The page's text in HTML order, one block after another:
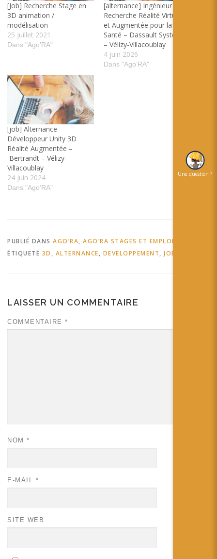
[Job] Recherche Stage en
3D animation /
modélisation
25 juillet 2021
Dans "Ago’RA"
[alternance] Ingénieur
Recherche Réalité Virtuelle
et Augmentée pour la
Santé – Dassault Systèmes
– Vélizy-Villacoublay
4 juin 2026
Dans "Ago’RA"
[job] Alternance
Développeur Unity 3D
Réalité Augmentée –
Bertrandt – Vélizy-
Villacoublay
24 juin 2024
Dans "Ago’RA"
PUBLIÉ DANS AGO’RA, AGO’RA STAGES ET EMPLOIS
ÉTIQUETÉ 3D , ALTERNANCE, DEVELOPPEMENT, JOB
LAISSER UN COMMENTAIRE
COMMENTAIRE *
NOM *
E-MAIL *
SITE WEB
Une question ?